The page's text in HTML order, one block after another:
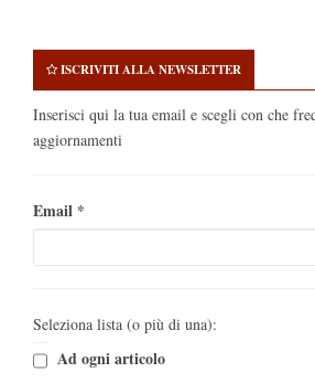
ISCRIVITI ALLA NEWSLETTER
Inserisci qui la tua email e scegli con che
aggiornamenti
Email *
Seleziona lista (o più di una):
Ad ogni articolo